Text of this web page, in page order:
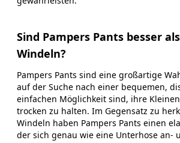
Sind Pampers Pants besser
Windeln?
Pampers Pants sind eine großartige
auf der Suche nach einer bequemen,
einfachen Möglichkeit sind, ihre
trocken zu halten. Im Gegensatz zu
Windeln haben Pampers Pants einen
der sich genau wie eine Unterhose an-